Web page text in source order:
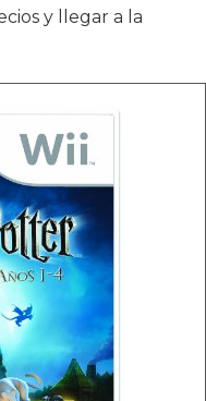
y llegar a la